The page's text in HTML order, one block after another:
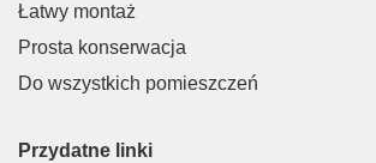
Łatwy montaż
Prosta konserwacja
Do wszystkich pomieszczeń
Przydatne linki